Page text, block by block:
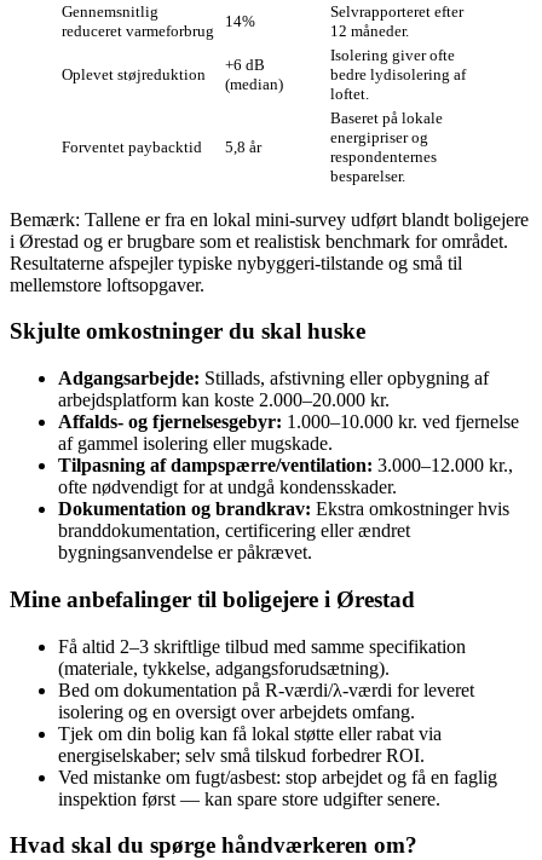
Gennemsnitlig
reduceret varmeforbrug
14%
Selvrapporteret efter
12 måneder.
Oplevet støjreduktion
+6 dB
(median)
Isolering giver ofte
bedre lydisolering af
loftet.
Forventet paybacktid 5,8 år
Baseret på lokale
energipriser og
respondenternes
besparelser.
Bemærk: Tallene er fra en lokal mini‑survey udført blandt boligejere
i Ørestad og er brugbare som et realistisk benchmark for området.
Resultaterne afspejler typiske nybyggeri‑tilstande og små til
mellemstore loftsopgaver.
Skjulte omkostninger du skal huske
Adgangsarbejde: Stillads, afstivning eller opbygning af
arbejdsplatform kan koste 2.000–20.000 kr.
Affalds- og fjernelsesgebyr: 1.000–10.000 kr. ved fjernelse
af gammel isolering eller mugskade.
Tilpasning af dampspærre/ventilation: 3.000–12.000 kr.,
ofte nødvendigt for at undgå kondensskader.
Dokumentation og brandkrav: Ekstra omkostninger hvis
branddokumentation, certificering eller ændret
bygningsanvendelse er påkrævet.
Mine anbefalinger til boligejere i Ørestad
Få altid 2–3 skriftlige tilbud med samme specifikation
(materiale, tykkelse, adgangsforudsætning).
Bed om dokumentation på R‑værdi/λ‑værdi for leveret
isolering og en oversigt over arbejdets omfang.
Tjek om din bolig kan få lokal støtte eller rabat via
energiselskaber; selv små tilskud forbedrer ROI.
Ved mistanke om fugt/asbest: stop arbejdet og få en faglig
inspektion først — kan spare store udgifter senere.
Hvad skal du spørge håndværkeren om?